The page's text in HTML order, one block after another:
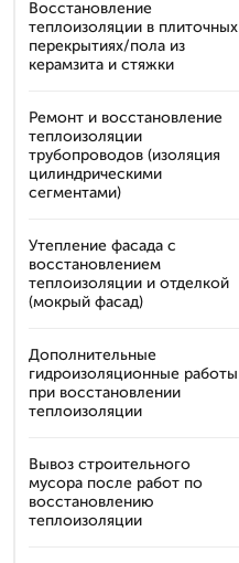
Восстановление
теплоизоляции в плиточных
перекрытиях/пола из
керамзита и стяжки
Ремонт и восстановление
теплоизоляции
трубопроводов (изоляция
цилиндрическими
сегментами)
Утепление фасада с
восстановлением
теплоизоляции и отделкой
(мокрый фасад)
Дополнительные
гидроизоляционные работы
при восстановлении
теплоизоляции
Вывоз строительного
мусора после работ по
восстановлению
теплоизоляции